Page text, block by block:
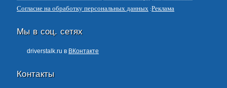
Согласие на обработку персональных данных Реклама
Мы в соц. сетях
driverstalk.ru в ВКонтакте
Контакты